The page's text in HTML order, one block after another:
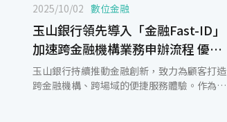
2025/10/02 數位金融
玉山銀行領先導入「金融Fast-ID」
加速跨金融機構業務申辦流程 優化
身分驗證、資料帶入體驗
玉山銀行持續推動金融創新，致力為顧客打造
跨金融機構、跨場域的便捷服務體驗。作為財